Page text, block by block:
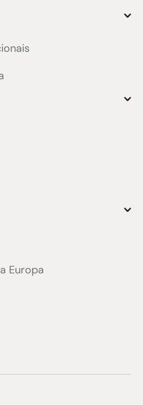
Europa